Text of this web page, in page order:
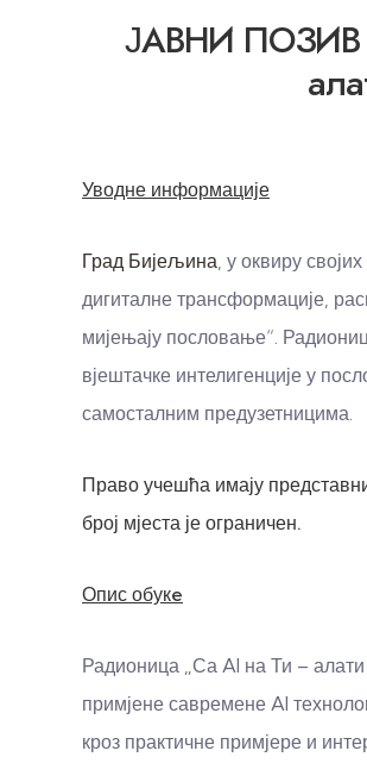
ЈАВНИ ПОЗИВ
Уводне информације
Град Бијељина, у оквиру
дигиталне трансформације,
мијењају пословање“.
вјештачке интелигенције у
самосталним предузетницима.
Право учешћа имају
број мјеста је ограничен.
Опис обукe
Радионица „Са AI на Ти – алати
примјене савремене AI
кроз практичне примјере и